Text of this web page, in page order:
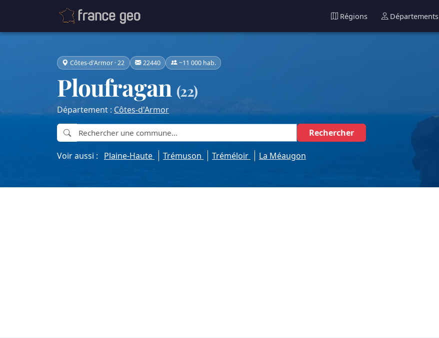
Régions Départements
Côtes-d'Armor · 22 22440 ~11 000 hab.
Ploufragan (22)
Département : Côtes-d'Armor
Rechercher
Voir aussi : Plaine-Haute Trémuson Tréméloir La Méaugon